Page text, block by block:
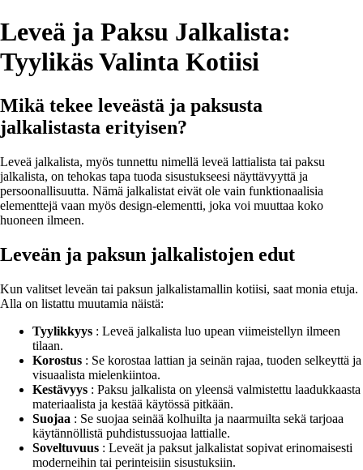
Leveä ja Paksu Jalkalista:
Tyylikäs Valinta Kotiisi
Mikä tekee leveästä ja paksusta
jalkalistasta erityisen?
Leveä jalkalista, myös tunnettu nimellä leveä lattialista tai paksu
jalkalista, on tehokas tapa tuoda sisustukseesi näyttävyyttä ja
persoonallisuutta. Nämä jalkalistat eivät ole vain funktionaalisia
elementtejä vaan myös design-elementti, joka voi muuttaa koko
huoneen ilmeen.
Leveän ja paksun jalkalistojen edut
Kun valitset leveän tai paksun jalkalistamallin kotiisi, saat monia etuja.
Alla on listattu muutamia näistä:
Tyylikkyys : Leveä jalkalista luo upean viimeistellyn ilmeen
tilaan.
Korostus : Se korostaa lattian ja seinän rajaa, tuoden selkeyttä ja
visuaalista mielenkiintoa.
Kestävyys : Paksu jalkalista on yleensä valmistettu laadukkaasta
materiaalista ja kestää käytössä pitkään.
Suojaa : Se suojaa seinää kolhuilta ja naarmuilta sekä tarjoaa
käytännöllistä puhdistussuojaa lattialle.
Soveltuvuus : Leveät ja paksut jalkalistat sopivat erinomaisesti
moderneihin tai perinteisiin sisustuksiin.